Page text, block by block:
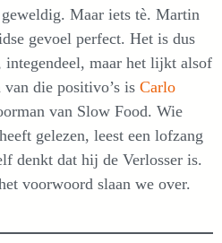
Maar iets tè. Martin
gevoel perfect. Het is dus
integendeel, maar het lijkt alsof
die positivo’s is Carlo
van Slow Food. Wie
gelezen, leest een lofzang
denkt dat hij de Verlosser is.
voorwoord slaan we over.